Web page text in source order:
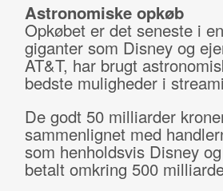
Astronomiske opkøb
Opkøbet er det seneste i
giganter som Disney og
AT&T, har brugt
bedste muligheder i
De godt 50 milliarder
sammenlignet med
som henholdsvis Disney
betalt omkring 500